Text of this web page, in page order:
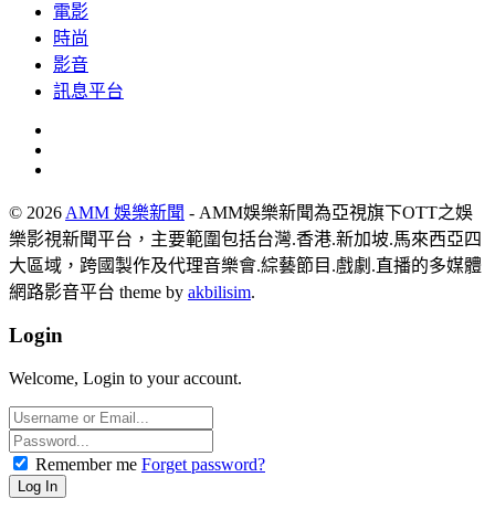
電影
時尚
影音
訊息平台
© 2026 AMM 娛樂新聞 - AMM娛樂新聞為亞視旗下OTT之娛
樂影視新聞平台，主要範圍包括台灣.香港.新加坡.馬來西亞四
大區域，跨國製作及代理音樂會.綜藝節目.戲劇.直播的多媒體
網路影音平台 theme by akbilisim.
Login
Welcome, Login to your account.
Remember me Forget password?